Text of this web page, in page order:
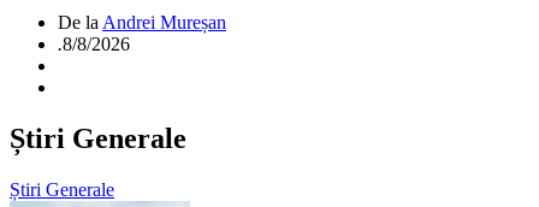
De la Andrei Mureșan
.8/8/2026
Știri Generale
Știri Generale